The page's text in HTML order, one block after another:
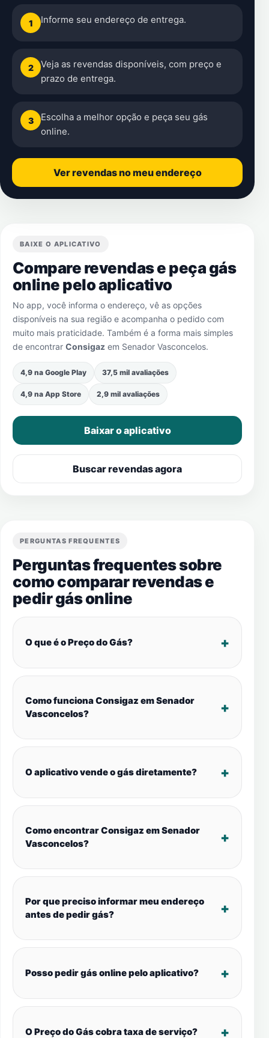
1 Informe seu endereço de entrega.
2
Veja as revendas disponíveis, com preço e
prazo de entrega.
3
Escolha a melhor opção e peça seu gás
online.
Ver revendas no meu endereço
BAIXE O APLICATIVO
Compare revendas e peça gás
online pelo aplicativo
No app, você informa o endereço, vê as opções
disponíveis na sua região e acompanha o pedido com
muito mais praticidade. Também é a forma mais simples
de encontrar Consigaz em Senador Vasconcelos.
4,9 na Google Play 37,5 mil avaliações
4,9 na App Store 2,9 mil avaliações
Baixar o aplicativo
Buscar revendas agora
PERGUNTAS FREQUENTES
Perguntas frequentes sobre
como comparar revendas e
pedir gás online
O que é o Preço do Gás?
Como funciona Consigaz em Senador
Vasconcelos?
O aplicativo vende o gás diretamente?
Como encontrar Consigaz em Senador
Vasconcelos?
Por que preciso informar meu endereço
antes de pedir gás?
Posso pedir gás online pelo aplicativo?
O Preço do Gás cobra taxa de serviço?